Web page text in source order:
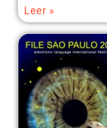
Leer »